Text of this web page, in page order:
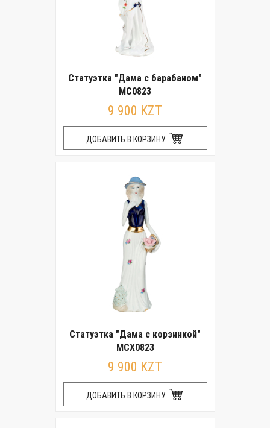
Статуэтка "Дама с барабаном"
MC0823
9 900 KZT
ДОБАВИТЬ В КОРЗИНУ
Статуэтка "Дама с корзинкой"
MCX0823
9 900 KZT
ДОБАВИТЬ В КОРЗИНУ